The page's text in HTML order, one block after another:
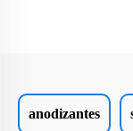
anodizantes